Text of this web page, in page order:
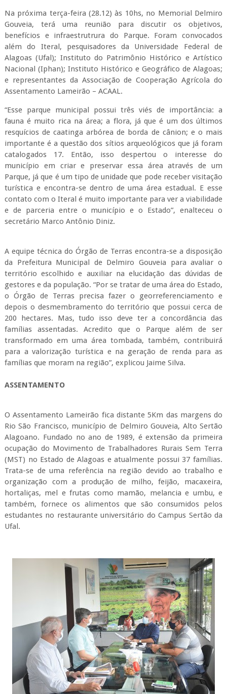
Na próxima terça-feira (28.12) às 10hs, no Memorial Delmiro
Gouveia, terá uma reunião para discutir os objetivos,
benefícios e infraestrutrura do Parque. Foram convocados
além do Iteral, pesquisadores da Universidade Federal de
Alagoas (Ufal); Instituto do Patrimônio Histórico e Artístico
Nacional (Iphan); Instituto Histórico e Geográfico de Alagoas;
e representantes da Associação de Cooperação Agrícola do
Assentamento Lameirão – ACAAL.
“Esse parque municipal possui três viés de importância: a
fauna é muito rica na área; a flora, já que é um dos últimos
resquícios de caatinga arbórea de borda de cânion; e o mais
importante é a questão dos sítios arqueológicos que já foram
catalogados 17. Então, isso despertou o interesse do
município em criar e preservar essa área através de um
Parque, já que é um tipo de unidade que pode receber visitação
turística e encontra-se dentro de uma área estadual. E esse
contato com o Iteral é muito importante para ver a viabilidade
e de parceria entre o município e o Estado”, enalteceu o
secretário Marco Antônio Diniz.
A equipe técnica do Órgão de Terras encontra-se a disposição
da Prefeitura Municipal de Delmiro Gouveia para avaliar o
território escolhido e auxiliar na elucidação das dúvidas de
gestores e da população. “Por se tratar de uma área do Estado,
o Órgão de Terras precisa fazer o georreferenciamento e
depois o desmembramento do território que possui cerca de
200 hectares. Mas, tudo isso deve ter a concordância das
famílias assentadas. Acredito que o Parque além de ser
transformado em uma área tombada, também, contribuirá
para a valorização turística e na geração de renda para as
famílias que moram na região”, explicou Jaime Silva.
ASSENTAMENTO
O Assentamento Lameirão fica distante 5Km das margens do
Rio São Francisco, município de Delmiro Gouveia, Alto Sertão
Alagoano. Fundado no ano de 1989, é extensão da primeira
ocupação do Movimento de Trabalhadores Rurais Sem Terra
(MST) no Estado de Alagoas e atualmente possui 37 famílias.
Trata-se de uma referência na região devido ao trabalho e
organização com a produção de milho, feijão, macaxeira,
hortaliças, mel e frutas como mamão, melancia e umbu, e
também, fornece os alimentos que são consumidos pelos
estudantes no restaurante universitário do Campus Sertão da
Ufal.